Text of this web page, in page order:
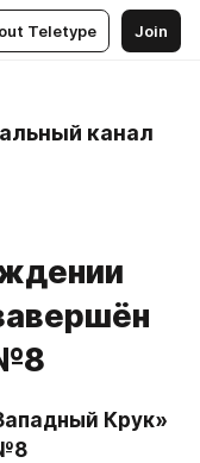
Teletype Join
канал
Крук»